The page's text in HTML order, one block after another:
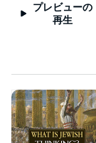
プレビューの
再生